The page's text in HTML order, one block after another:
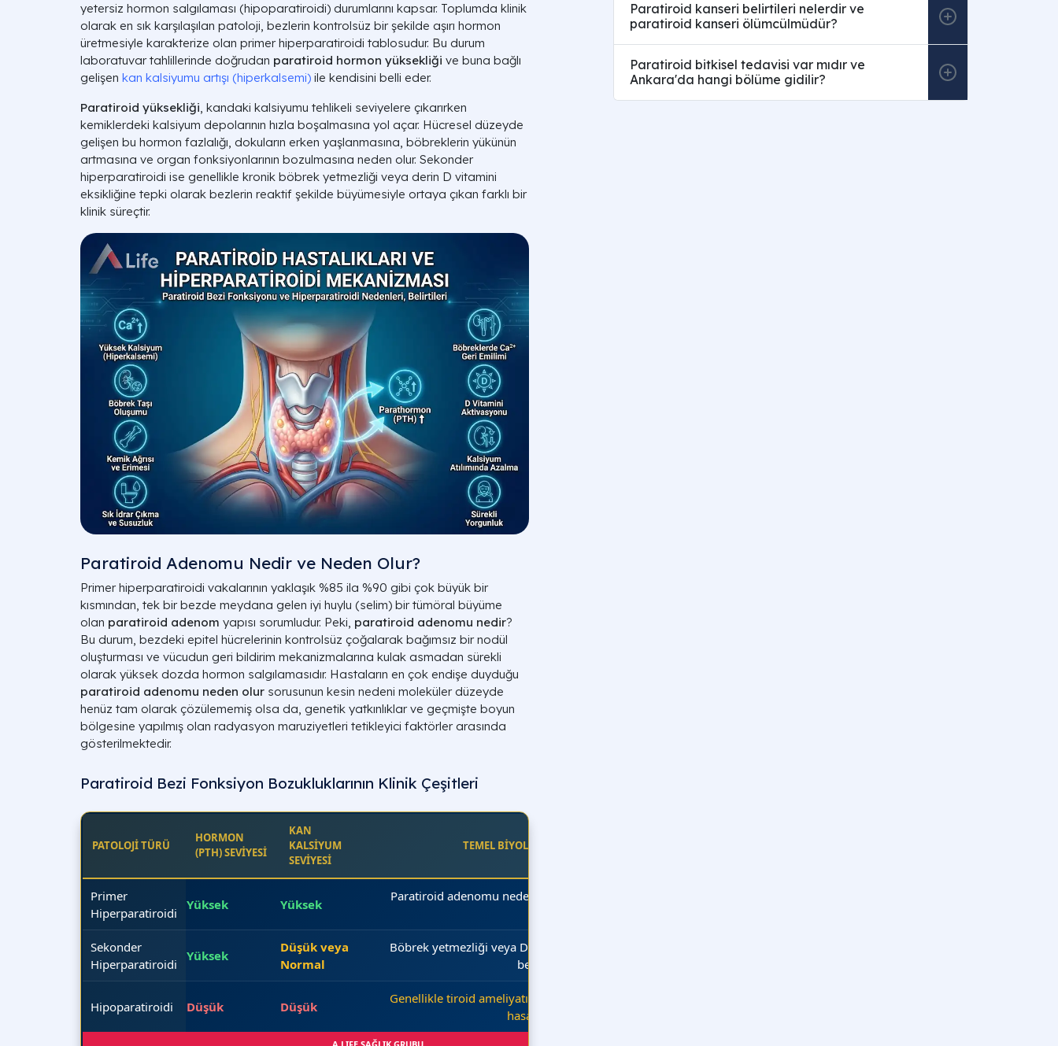
yetersiz hormon salgılaması (hipoparatiroidi) durumlarını kapsar. Toplumda klinik
olarak en sık karşılaşılan patoloji, bezlerin kontrolsüz bir şekilde aşırı hormon
üretmesiyle karakterize olan primer hiperparatiroidi tablosudur. Bu durum
laboratuvar tahlillerinde doğrudan paratiroid hormon yüksekliği ve buna bağlı
gelişen kan kalsiyumu artışı (hiperkalsemi) ile kendisini belli eder.
Paratiroid yüksekliği, kandaki kalsiyumu tehlikeli seviyelere çıkarırken
kemiklerdeki kalsiyum depolarının hızla boşalmasına yol açar. Hücresel düzeyde
gelişen bu hormon fazlalığı, dokuların erken yaşlanmasına, böbreklerin yükünün
artmasına ve organ fonksiyonlarının bozulmasına neden olur. Sekonder
hiperparatiroidi ise genellikle kronik böbrek yetmezliği veya derin D vitamini
eksikliğine tepki olarak bezlerin reaktif şekilde büyümesiyle ortaya çıkan farklı bir
klinik süreçtir.
Paratiroid Adenomu Nedir ve Neden Olur?
Primer hiperparatiroidi vakalarının yaklaşık %85 ila %90 gibi çok büyük bir
kısmından, tek bir bezde meydana gelen iyi huylu (selim) bir tümöral büyüme
olan paratiroid adenom yapısı sorumludur. Peki, paratiroid adenomu nedir?
Bu durum, bezdeki epitel hücrelerinin kontrolsüz çoğalarak bağımsız bir nodül
oluşturması ve vücudun geri bildirim mekanizmalarına kulak asmadan sürekli
olarak yüksek dozda hormon salgılamasıdır. Hastaların en çok endişe duyduğu
paratiroid adenomu neden olur sorusunun kesin nedeni moleküler düzeyde
henüz tam olarak çözülememiş olsa da, genetik yatkınlıklar ve geçmişte boyun
bölgesine yapılmış olan radyasyon maruziyetleri tetikleyici faktörler arasında
gösterilmektedir.
Paratiroid Bezi Fonksiyon Bozukluklarının Klinik Çeşitleri
PATOLOJİ TÜRÜ
HORMON
(PTH) SEVİYESİ
KAN
KALSİYUM
SEVİYESİ
TEMEL BİYOLOJİK HASAR MEKANİZMASI
Primer
Hiperparatiroidi
Yüksek Yüksek
Paratiroid adenomu nedeniyle otonom, kontrolsüz
Sekonder
Hiperparatiroidi
Yüksek
Düşük veya
Normal
Böbrek yetmezliği veya D vitamini eksikliğine karşı
bezlerin zorunlu büyümesi.
Hipoparatiroidi Düşük Düşük
Genellikle tiroid ameliyatı sırasında bezlerin kazara
hasar görmesi veya alınması.
Paratiroid kanseri belirtileri nelerdir ve
paratiroid kanseri ölümcülmüdür?
Paratiroid bitkisel tedavisi var mıdır ve
Ankara'da hangi bölüme gidilir?